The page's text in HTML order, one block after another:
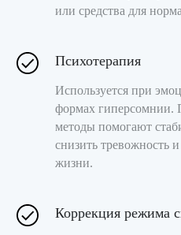
или средства для
Психотерапия
Используется при
формах гиперсомнии.
методы помогают
снизить тревожность
жизни.
Коррекция режима
2 минуты от метро